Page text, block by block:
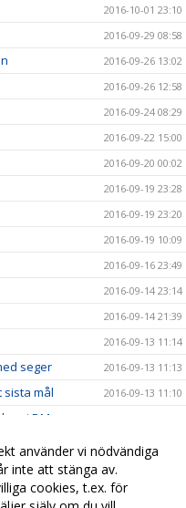
2016-10-01 23:10
2016-09-29 08:58
2016-09-26 13:02
2016-09-26 12:58
2016-09-24 08:29
2016-09-22 15:00
2016-09-20 00:02
2016-09-19 23:28
2016-09-19 23:20
2016-09-19 10:09
2016-09-16 23:49
2016-09-14 23:14
2016-09-14 21:39
2016-09-13 11:14
seger 2016-09-13 11:13
sista mål 2016-09-13 11:10
i DM
2016-09-13 11:06
Wille 2016-09-13 11:04
2016-09-13 11:02
använder vi nödvändiga
inte att stänga av.
cookies, t.ex. för